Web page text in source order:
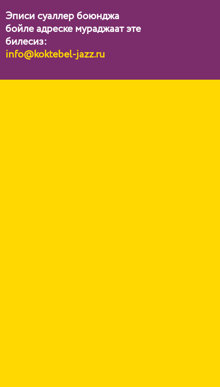
Эписи суаллер боюнджа
бойле адреске мураджаат эте
билесиз:
info@koktebel-jazz.ru